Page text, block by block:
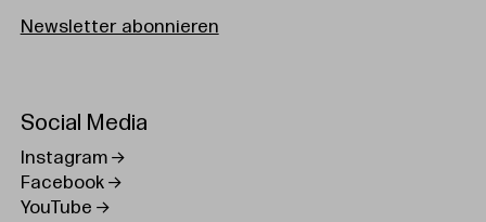
Newsletter abonnieren
Social Media
Instagram
Facebook
YouTube